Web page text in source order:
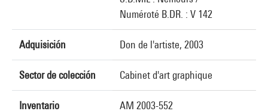
Numéroté B.DR. : V 142
Adquisición Don de l'artiste, 2003
Sector de colección Cabinet d'art graphique
Inventario AM 2003-552